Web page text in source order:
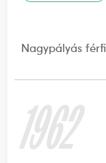
Nagypályás
1962